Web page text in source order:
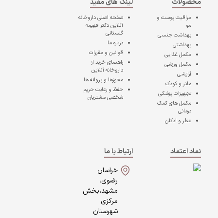
محصولات
مراقبت پوست و
مو
بهداشت جنسی
بهداشتی
مکمل غذایی
مکمل ورزشی
آرایشی
مادر و کودک
تجهیزات پزشکی
مکمل های کمک
درمانی
عطر و ادکلن
لینک های مفید
صفحه اصلیداروخانه
آنلاین دکتر فهیمه
گلستانی
درباره ما
قوانین و مقررات
راهنمای خرید از
داروخانه آنلاین
مجوزها و پروانه ها
حفظ و رعایت حریم
شخصی مشتریان
نماد اعتماد
ارتباط با ما
خراسان
رضوی،
مشهد،بخش
مرکزی
شهرستان